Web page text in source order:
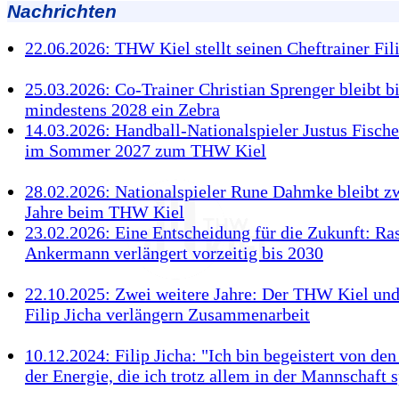
Nachrichten
22.06.2026: THW Kiel stellt seinen Cheftrainer
25.03.2026: Co-Trainer Christian Sprenger bleibt
mindestens 2028 ein Zebra
14.03.2026: Handball-Nationalspieler Justus
im Sommer 2027 zum THW Kiel
28.02.2026: Nationalspieler Rune Dahmke bleibt
Jahre beim THW Kiel
23.02.2026: Eine Entscheidung für die Zukunft:
Ankermann verlängert vorzeitig bis 2030
22.10.2025: Zwei weitere Jahre: Der THW Kiel
Filip Jicha verlängern Zusammenarbeit
10.12.2024: Filip Jicha: "Ich bin begeistert von den
der Energie, die ich trotz allem in der Mannschaft